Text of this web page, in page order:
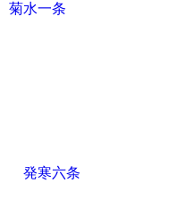
菊水一条
発寒六条